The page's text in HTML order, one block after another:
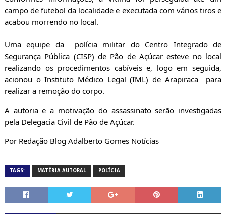
campo de futebol da localidade e executada com vários tiros e
acabou morrendo no local.
Uma equipe da polícia militar do Centro Integrado de
Segurança Pública (CISP) de Pão de Açúcar esteve no local
realizando os procedimentos cabíveis e, logo em seguida,
acionou o Instituto Médico Legal (IML) de Arapiraca para
realizar a remoção do corpo.
A autoria e a motivação do assassinato serão investigadas
pela Delegacia Civil de Pão de Açúcar.
Por Redação Blog Adalberto Gomes Notícias
TAGS: MATÉRIA AUTORAL POLÍCIA